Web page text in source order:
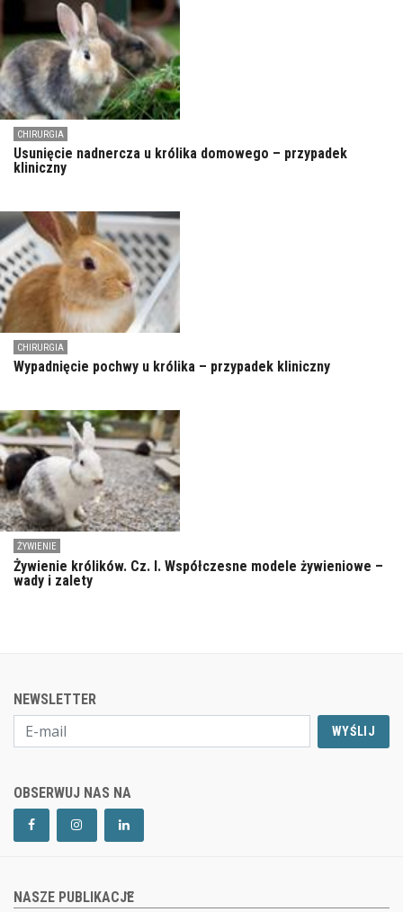
CHIRURGIA
Usunięcie nadnercza u królika domowego – przypadek
kliniczny
CHIRURGIA
Wypadnięcie pochwy u królika – przypadek kliniczny
ŻYWIENIE
Żywienie królików. Cz. I. Współczesne modele żywieniowe –
wady i zalety
NEWSLETTER
WYŚLIJ
OBSERWUJ NAS NA
NASZE PUBLIKACJE